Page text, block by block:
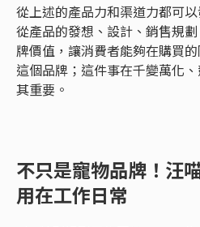
從上述的產品力和渠道力都可
從產品的發想、設計、銷售規
牌價值，讓消費者能夠在購買
這個品牌；這件事在千變萬化
其重要。
不只是寵物品牌！汪
用在工作日常